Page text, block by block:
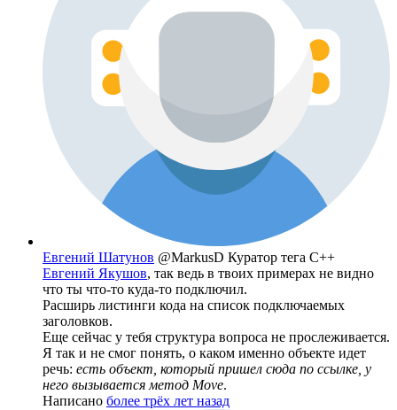
Евгений Шатунов @MarkusD Куратор тега C++
Евгений Якушов, так ведь в твоих примерах не видно
что ты что-то куда-то подключил.
Расширь листинги кода на список подключаемых
заголовков.
Еще сейчас у тебя структура вопроса не прослеживается.
Я так и не смог понять, о каком именно объекте идет
речь: есть объект, который пришел сюда по ссылке, у
него вызывается метод Move.
Написано более трёх лет назад